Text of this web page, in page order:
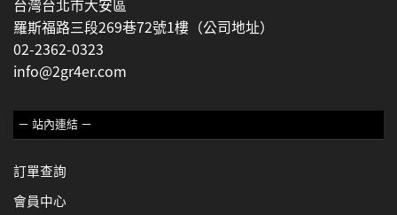
台灣台北市大安區
羅斯福路三段269巷72號1樓（公司地址）
02-2362-0323
info@2gr4er.com
－ 站內連結 －
訂單查詢
會員中心